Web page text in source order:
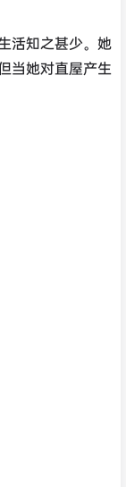
活知之甚少。她
当她对直屋产生